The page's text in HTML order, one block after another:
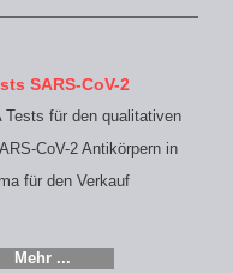
SARS-CoV-2
Tests für den qualitativen
CoV-2 Antikörpern in
für den Verkauf
Mehr ...